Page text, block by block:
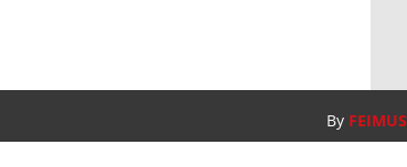
By FEIMUS